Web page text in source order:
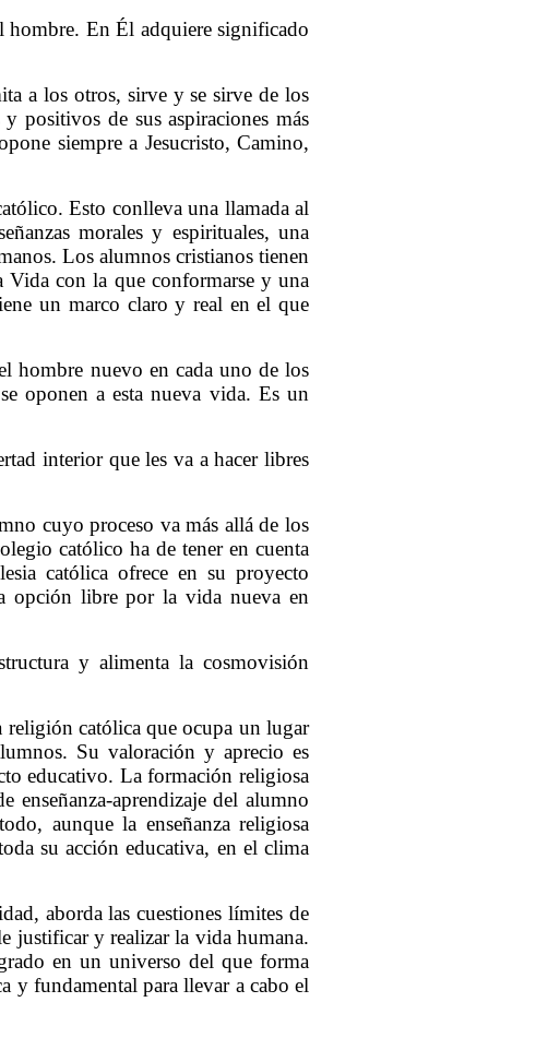
En Él adquiere significado
a los otros, sirve y se sirve de los
positivos de sus aspiraciones más
siempre a Jesucristo, Camino,
Esto conlleva una llamada al
morales y espirituales, una
Los alumnos cristianos tienen
con la que conformarse y una
un marco claro y real en el que
hombre nuevo en cada uno de los
oponen a esta nueva vida. Es un
interior que les va a hacer libres
cuyo proceso va más allá de los
católico ha de tener en cuenta
católica ofrece en su proyecto
opción libre por la vida nueva en
y alimenta la cosmovisión
religión católica que ocupa un lugar
Su valoración y aprecio es
educativo. La formación religiosa
enseñanza-aprendizaje del alumno
aunque la enseñanza religiosa
su acción educativa, en el clima
aborda las cuestiones límites de
justificar y realizar la vida humana.
en un universo del que forma
y fundamental para llevar a cabo el